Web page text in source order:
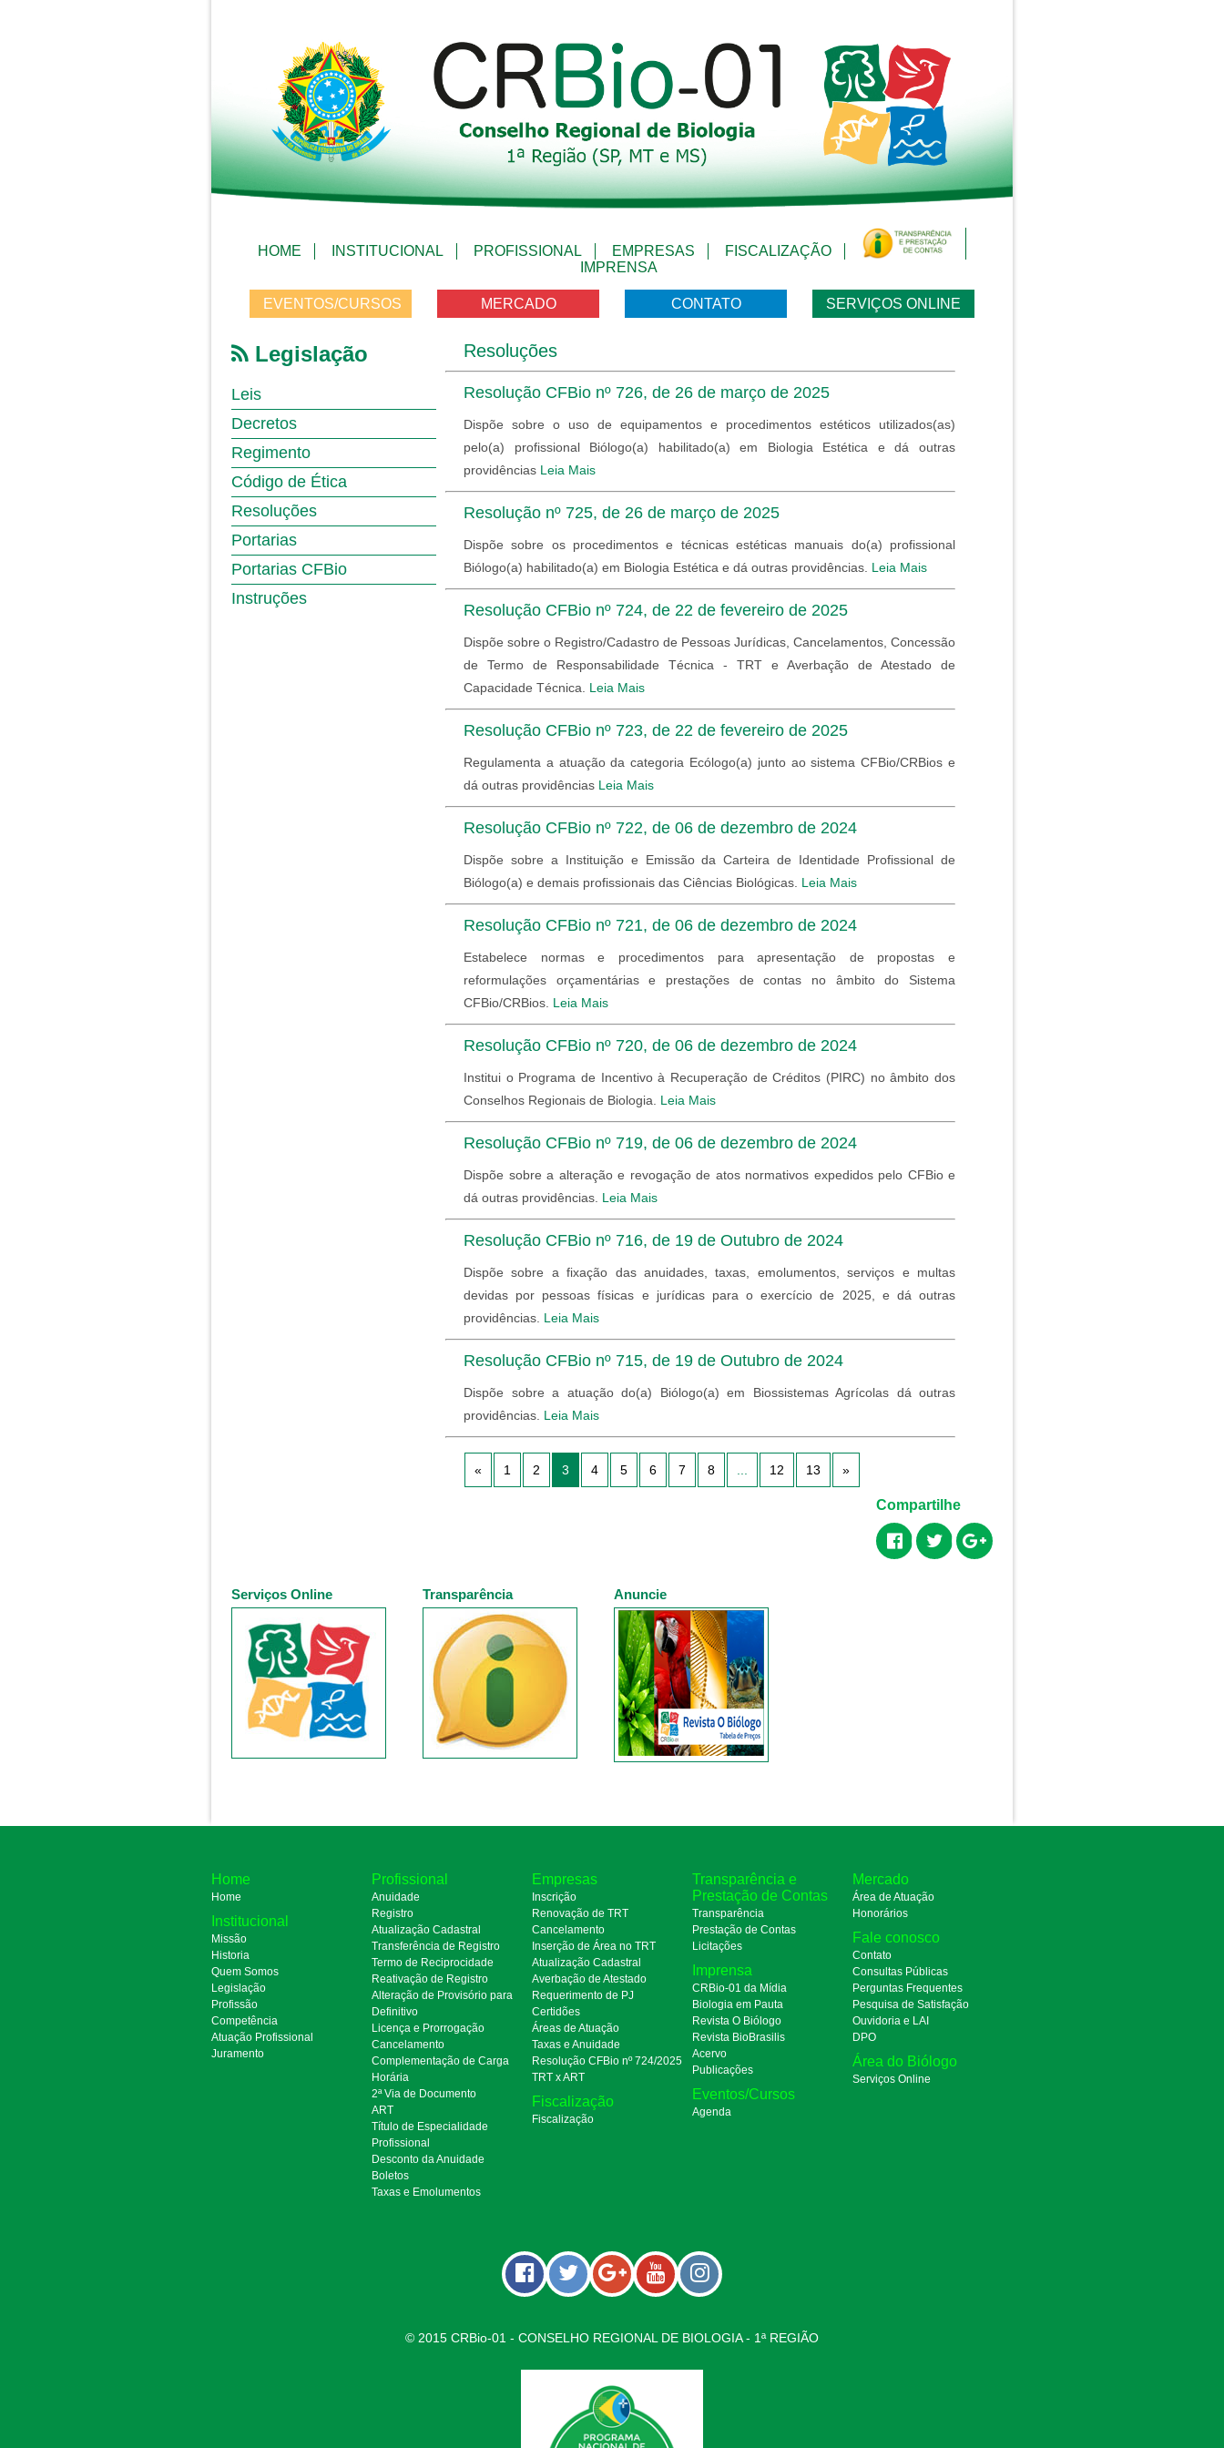
HOME INSTITUCIONAL PROFISSIONAL EMPRESAS
FISCALIZAÇÃO
IMPRENSA
EVENTOS/CURSOS MERCADO CONTATO SERVIÇOS ONLINE
Legislação
Leis
Decretos
Regimento
Código de Ética
Resoluções
Portarias
Portarias CFBio
Instruções
Resoluções
Resolução CFBio nº 726, de 26 de março de 2025
Dispõe sobre o uso de equipamentos e procedimentos estéticos utilizados(as)
pelo(a) profissional Biólogo(a) habilitado(a) em Biologia Estética e dá outras
providências Leia Mais
Resolução nº 725, de 26 de março de 2025
Dispõe sobre os procedimentos e técnicas estéticas manuais do(a) profissional
Biólogo(a) habilitado(a) em Biologia Estética e dá outras providências. Leia Mais
Resolução CFBio nº 724, de 22 de fevereiro de 2025
Dispõe sobre o Registro/Cadastro de Pessoas Jurídicas, Cancelamentos, Concessão
de Termo de Responsabilidade Técnica - TRT e Averbação de Atestado de
Capacidade Técnica. Leia Mais
Resolução CFBio nº 723, de 22 de fevereiro de 2025
Regulamenta a atuação da categoria Ecólogo(a) junto ao sistema CFBio/CRBios e
dá outras providências Leia Mais
Resolução CFBio nº 722, de 06 de dezembro de 2024
Dispõe sobre a Instituição e Emissão da Carteira de Identidade Profissional de
Biólogo(a) e demais profissionais das Ciências Biológicas. Leia Mais
Resolução CFBio nº 721, de 06 de dezembro de 2024
Estabelece normas e procedimentos para apresentação de propostas e
reformulações orçamentárias e prestações de contas no âmbito do Sistema
CFBio/CRBios. Leia Mais
Resolução CFBio nº 720, de 06 de dezembro de 2024
Institui o Programa de Incentivo à Recuperação de Créditos (PIRC) no âmbito dos
Conselhos Regionais de Biologia. Leia Mais
Resolução CFBio nº 719, de 06 de dezembro de 2024
Dispõe sobre a alteração e revogação de atos normativos expedidos pelo CFBio e
dá outras providências. Leia Mais
Resolução CFBio nº 716, de 19 de Outubro de 2024
Dispõe sobre a fixação das anuidades, taxas, emolumentos, serviços e multas
devidas por pessoas físicas e jurídicas para o exercício de 2025, e dá outras
providências. Leia Mais
Resolução CFBio nº 715, de 19 de Outubro de 2024
Dispõe sobre a atuação do(a) Biólogo(a) em Biossistemas Agrícolas dá outras
providências. Leia Mais
« 1 2 3 4 5 6 7 8 12 13 »
Compartilhe
Serviços Online Transparência Anuncie
Home
Home
Institucional
Missão
Historia
Quem Somos
Legislação
Profissão
Competência
Atuação Profissional
Juramento
Profissional
Anuidade
Registro
Atualização Cadastral
Transferência de Registro
Termo de Reciprocidade
Reativação de Registro
Alteração de Provisório para
Definitivo
Licença e Prorrogação
Cancelamento
Complementação de Carga
Horária
2ª Via de Documento
ART
Título de Especialidade
Profissional
Desconto da Anuidade
Boletos
Taxas e Emolumentos
Empresas
Inscrição
Renovação de TRT
Cancelamento
Inserção de Área no TRT
Atualização Cadastral
Averbação de Atestado
Requerimento de PJ
Certidões
Áreas de Atuação
Taxas e Anuidade
Resolução CFBio nº 724/2025
TRT x ART
Fiscalização
Fiscalização
Transparência e
Prestação de Contas
Transparência
Prestação de Contas
Licitações
Imprensa
CRBio-01 da Mídia
Biologia em Pauta
Revista O Biólogo
Revista BioBrasilis
Acervo
Publicações
Eventos/Cursos
Agenda
Mercado
Área de Atuação
Honorários
Fale conosco
Contato
Consultas Públicas
Perguntas Frequentes
Pesquisa de Satisfação
Ouvidoria e LAI
DPO
Área do Biólogo
Serviços Online
© 2015 CRBio-01 - CONSELHO REGIONAL DE BIOLOGIA - 1ª REGIÃO